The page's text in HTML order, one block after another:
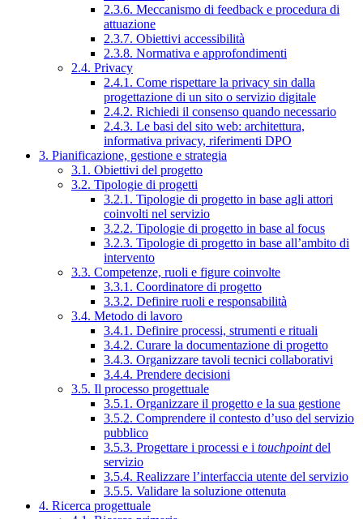
2.3.6. Meccanismo di feedback e procedura di
attuazione
2.3.7. Obiettivi accessibilità
2.3.8. Normativa e approfondimenti
2.4. Privacy
2.4.1. Come rispettare la privacy sin dalla
progettazione di un sito o servizio digitale
2.4.2. Richiedi il consenso quando necessario
2.4.3. Le basi del sito web: architettura,
informativa privacy, riferimenti DPO
3. Pianificazione, gestione e strategia
3.1. Obiettivi del progetto
3.2. Tipologie di progetti
3.2.1. Tipologie di progetto in base agli attori
coinvolti nel servizio
3.2.2. Tipologie di progetto in base al focus
3.2.3. Tipologie di progetto in base all’ambito di
intervento
3.3. Competenze, ruoli e figure coinvolte
3.3.1. Coordinatore di progetto
3.3.2. Definire ruoli e responsabilità
3.4. Metodo di lavoro
3.4.1. Definire processi, strumenti e rituali
3.4.2. Curare la documentazione di progetto
3.4.3. Organizzare tavoli tecnici collaborativi
3.4.4. Prendere decisioni
3.5. Il processo progettuale
3.5.1. Organizzare il progetto e la sua gestione
3.5.2. Comprendere il contesto d’uso del servizio
pubblico
3.5.3. Progettare i processi e i touchpointdel
servizio
3.5.4. Realizzare l’interfaccia utente del servizio
3.5.5. Validare la soluzione ottenuta
4. Ricerca progettuale